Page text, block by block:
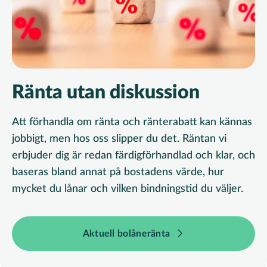
Ränta utan diskussion
Att förhandla om ränta och ränterabatt kan kännas
jobbigt, men hos oss slipper du det. Räntan vi
erbjuder dig är redan färdigförhandlad och klar, och
baseras bland annat på bostadens värde, hur
mycket du lånar och vilken bindningstid du väljer.
Aktuell bolåneränta